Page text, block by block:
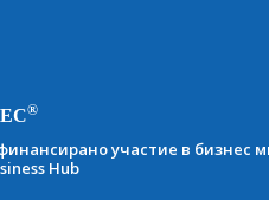
®
участие в бизнес
Hub